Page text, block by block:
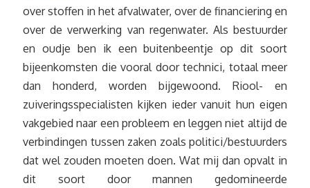
over stoffen in het afvalwater, over de financiering en
over de verwerking van regenwater. Als bestuurder
en oudje ben ik een buitenbeentje op dit soort
bijeenkomsten die vooral door technici, totaal meer
dan honderd, worden bijgewoond. Riool- en
zuiveringsspecialisten kijken ieder vanuit hun eigen
vakgebied naar een probleem en leggen niet altijd de
verbindingen tussen zaken zoals politici/bestuurders
dat wel zouden moeten doen. Wat mij dan opvalt in
dit soort door mannen gedomineerde